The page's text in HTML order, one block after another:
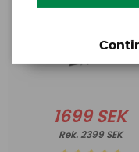
1699 SEK
2399 SEK